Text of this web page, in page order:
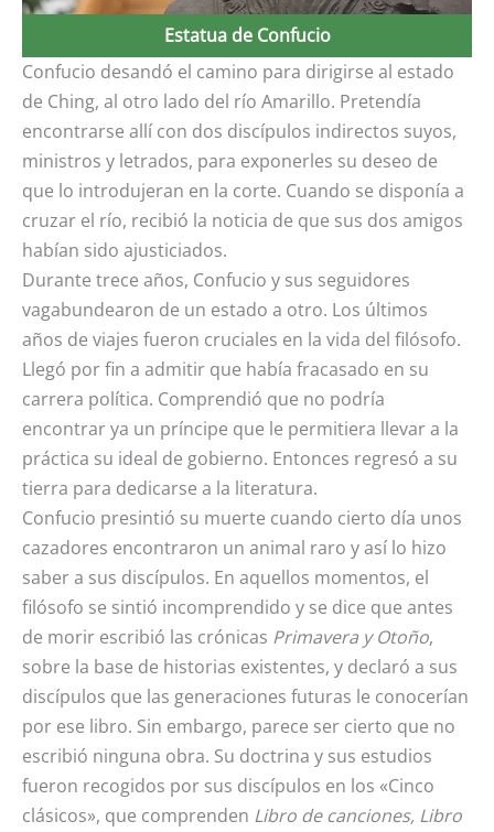
Estatua de Confucio
Confucio desandó el camino para dirigirse al estado
de Ching, al otro lado del río Amarillo. Pretendía
encontrarse allí con dos discípulos indirectos suyos,
ministros y letrados, para exponerles su deseo de
que lo introdujeran en la corte. Cuando se disponía a
cruzar el río, recibió la noticia de que sus dos amigos
habían sido ajusticiados.
Durante trece años, Confucio y sus seguidores
vagabundearon de un estado a otro. Los últimos
años de viajes fueron cruciales en la vida del filósofo.
Llegó por fin a admitir que había fracasado en su
carrera política. Comprendió que no podría
encontrar ya un príncipe que le permitiera llevar a la
práctica su ideal de gobierno. Entonces regresó a su
tierra para dedicarse a la literatura.
Confucio presintió su muerte cuando cierto día unos
cazadores encontraron un animal raro y así lo hizo
saber a sus discípulos. En aquellos momentos, el
filósofo se sintió incomprendido y se dice que antes
de morir escribió las crónicas Primavera y Otoño,
sobre la base de historias existentes, y declaró a sus
discípulos que las generaciones futuras le conocerían
por ese libro. Sin embargo, parece ser cierto que no
escribió ninguna obra. Su doctrina y sus estudios
fueron recogidos por sus discípulos en los «Cinco
clásicos», que comprenden Libro de canciones, Libro